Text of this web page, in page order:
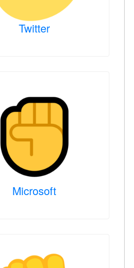
Twitter
Microsoft